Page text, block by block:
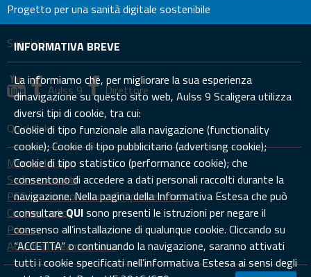
Progetto per una sanità digitale sostenibile
Seguici su
Aulss 9 Direttore
Quick links
Mappa del sito
Sedi e contatti
PEC: prevenzione.aulss9@pecveneto.it
Cookies policy
Privacy
Accedi all'area riservata
INFORMATIVA BREVE
La informiamo che, per migliorare la sua esperienza
dinavigazione su questo sito web, Aulss 9 Scaligera utilizza
diversi tipi di cookie, tra cui:
Cookie di tipo funzionale alla navigazione (functionality
cookie); Cookie di tipo pubblicitario (advertisng cookie);
Cookie di tipo statistico (performance cookie); che
consentono di accedere a dati personali raccolti durante la
navigazione. Nella pagina della Informativa Estesa che può
consultareQUIsono presenti le istruzioni per negare il
consenso all’installazione di qualunque cookie. Cliccando su
“ACCETTA” o continuando la navigazione, saranno attivati
tutti i cookie specificati nell’informativa Estesa ai sensi degli